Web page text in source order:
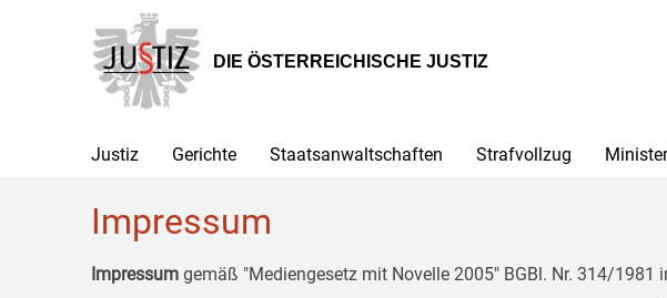
Hauptnavigation
[1]
Inhalt
[2]
Untermenü
[3]
DIE ÖSTERREICHISCHE JUSTIZ
Justiz Gerichte Staatsanwaltschaften Strafvollzug
Impressum
Impressum gemäß "Mediengesetz mit Novelle 2005" BGBl. Nr. 314/1981